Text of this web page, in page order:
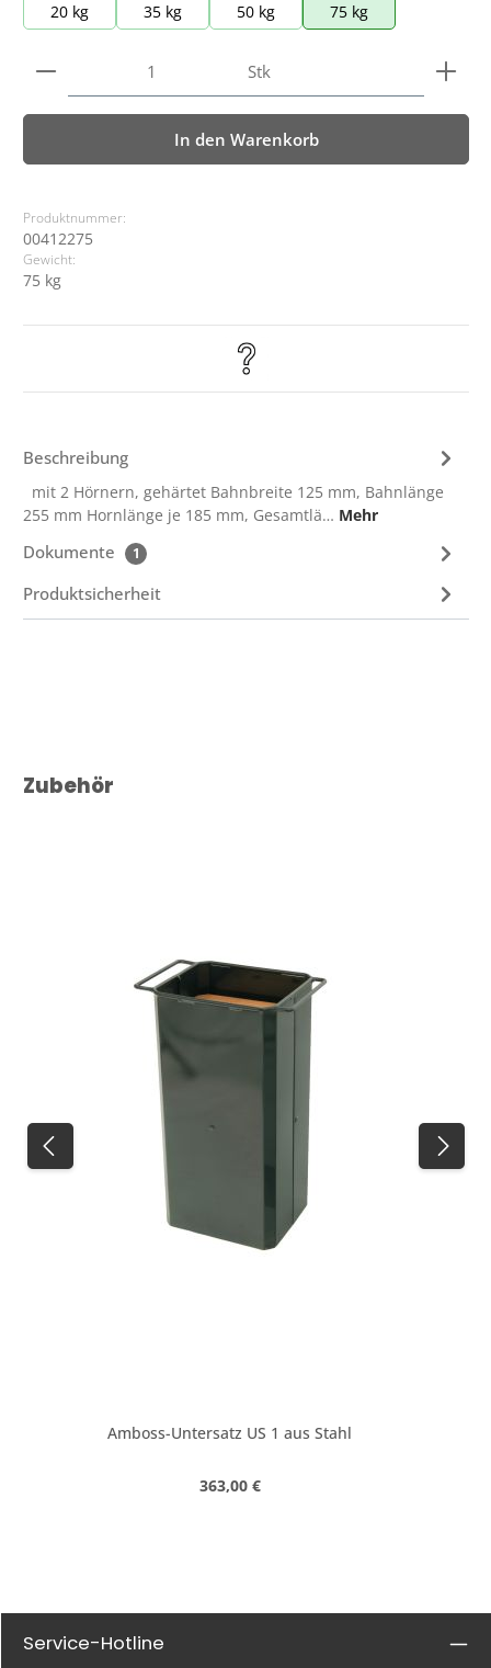
20 kg 35 kg 50 kg 75 kg
Produkt Anzahl: Gib den gewünschten Wert ein
Stk
In den Warenkorb
Produktnummer:
00412275
Gewicht:
75 kg
Beschreibung
mit 2 Hörnern, gehärtet Bahnbreite 125 mm, Bahnlänge
255 mm Hornlänge je 185 mm, Gesamtlä… Mehr
Dokumente 1
Produktsicherheit
Produktgalerie überspringen
Zubehör
Amboss-Untersatz US 1 aus Stahl
Regulärer Preis:
363,00 €
Service-Hotline